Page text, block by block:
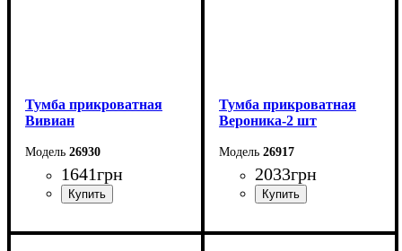
Тумба прикроватная
Вивиан
26930
1641грн
Ширина: 55 см
Тумба прикроватная
Вероника-2 шт
26917
2033грн
Ширина: 50,2 см